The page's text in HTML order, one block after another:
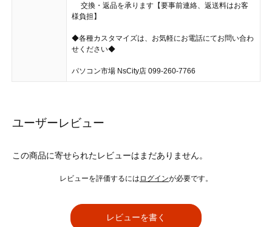
交換・返品を承ります【要事前連絡、返送料はお客
様負担】
◆各種カスタマイズは、お気軽にお電話にてお問い合わ
せください◆
パソコン市場 NsCity店 099-260-7766
ユーザーレビュー
この商品に寄せられたレビューはまだありません。
レビューを評価するには ログインが必要です。
レビューを書く